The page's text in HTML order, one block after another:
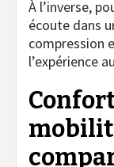
À l’inverse,
écoute dans
compression
l’expérience